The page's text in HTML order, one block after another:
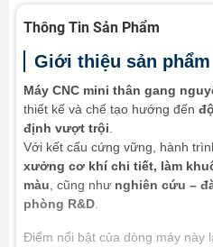
Thông Tin Sản Phẩm
Giới thiệu sản phẩm
Máy CNC mini thân gang
thiết kế và chế tạo hướng đến
định vượt trội
Với kết cấu cứng vững, hành
xưởng cơ khí chi tiết, làm
màu , cũng như nghiên cứu –
phòng R&D
Điểm nổi bật của dòng máy này